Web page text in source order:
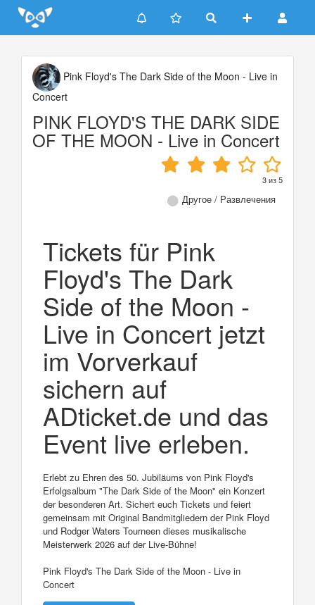
Update cookies preferences
Pink Floyd's The Dark Side of the Moon - Live in
Concert
PINK FLOYD'S THE DARK SIDE
OF THE MOON - Live in Concert
3из5
Другое / Развлечения
Tickets für Pink
Floyd's The Dark
Side of the Moon -
Live in Concert jetzt
im Vorverkauf
sichern auf
ADticket.de und das
Event live erleben.
Erlebt zu Ehren des 50. Jubiläums von Pink Floyd's
Erfolgsalbum "The Dark Side of the Moon" ein Konzert
der besonderen Art. Sichert euch Tickets und feiert
gemeinsam mit Original Bandmitgliedern der Pink Floyd
und Rodger Waters Tourneen dieses musikalische
Meisterwerk 2026 auf der Live-Bühne!
Pink Floyd's The Dark Side of the Moon - Live in
Concert